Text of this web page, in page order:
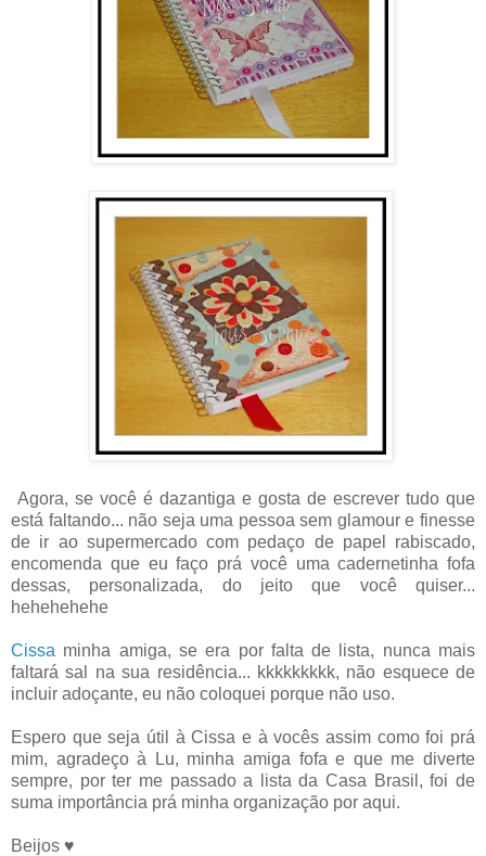
Agora, se você é dazantiga e gosta de escrever tudo que
está faltando... não seja uma pessoa sem glamour e finesse
de ir ao supermercado com pedaço de papel rabiscado,
encomenda que eu faço prá você uma cadernetinha fofa
dessas, personalizada, do jeito que você quiser...
hehehehehe
Cissa minha amiga, se era por falta de lista, nunca mais
faltará sal na sua residência... kkkkkkkkk, não esquece de
incluir adoçante, eu não coloquei porque não uso.
Espero que seja útil à Cissa e à vocês assim como foi prá
mim, agradeço à Lu, minha amiga fofa e que me diverte
sempre, por ter me passado a lista da Casa Brasil, foi de
suma importância prá minha organização por aqui.
Beijos ♥